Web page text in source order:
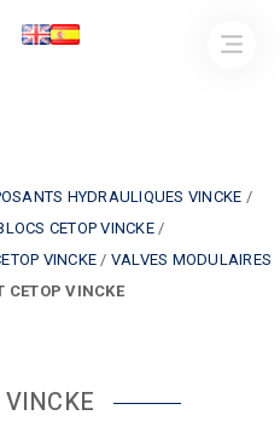
HYDRAULIQUES VINCKE /
CETOP VINCKE/
VINCKE / VALVES MODULAIRES
CETOP VINCKE